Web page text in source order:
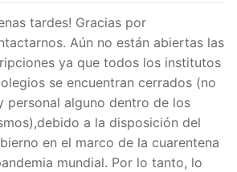
tardes! Gracias por
Aún no están abiertas las
ya que todos los institutos
se encuentran cerrados (no
personal alguno dentro de los
a la disposición del
en el marco de la cuarentena
mundial. Por lo tanto, lo